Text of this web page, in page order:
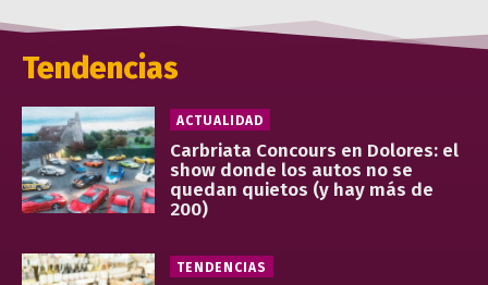
Tendencias
ACTUALIDAD
Carbriata Concours en Dolores: el
show donde los autos no se
quedan quietos (y hay más de
200)
TENDENCIAS